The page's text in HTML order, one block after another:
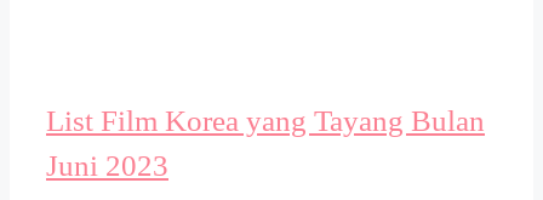
List Film Korea yang Tayang Bulan
Juni 2023